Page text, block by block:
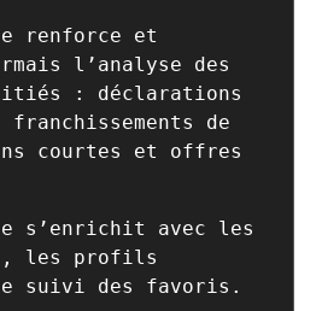
renforce et
l’analyse des
: déclarations
de
courtes et offres
s’enrichit avec les
les profils
suivi des favoris.